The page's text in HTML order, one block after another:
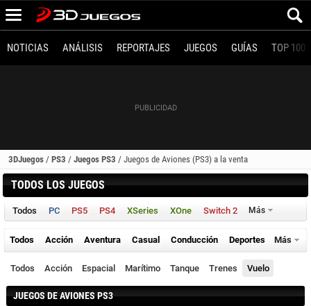
NOTICIAS ANÁLISIS REPORTAJES JUEGOS GUÍAS TOP 100
3DJuegos / PS3 / Juegos PS3 / Juegos de Aviones (PS3) a la venta
TODOS LOS JUEGOS
Todos PC PS5 PS4 XSeries XOne Switch 2 Más
Todos Acción Aventura Casual Conducción Deportes Más
Todos Acción Espacial Marítimo Tanque Trenes Vuelo
JUEGOS DE AVIONES PS3